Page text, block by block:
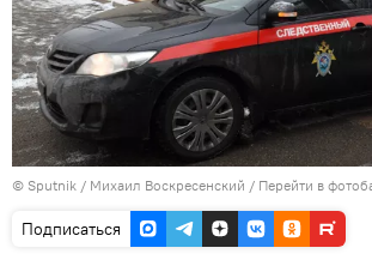
© Sputnik / Михаил Воскресенский / Перейти в
Подписаться